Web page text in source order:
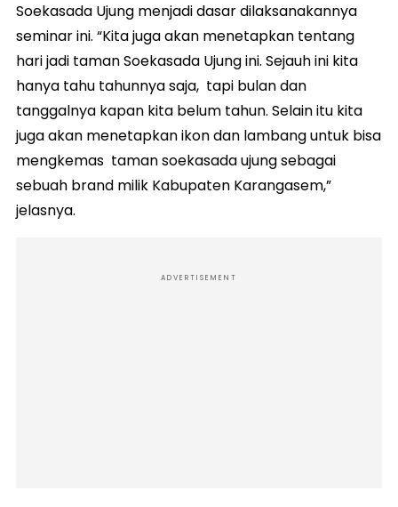
Soekasada Ujung menjadi dasar dilaksanakannya
seminar ini. “Kita juga akan menetapkan tentang
hari jadi taman Soekasada Ujung ini. Sejauh ini kita
hanya tahu tahunnya saja, tapi bulan dan
tanggalnya kapan kita belum tahun. Selain itu kita
juga akan menetapkan ikon dan lambang untuk bisa
mengkemas taman soekasada ujung sebagai
sebuah brand milik Kabupaten Karangasem,”
jelasnya.
ADVERTISEMENT